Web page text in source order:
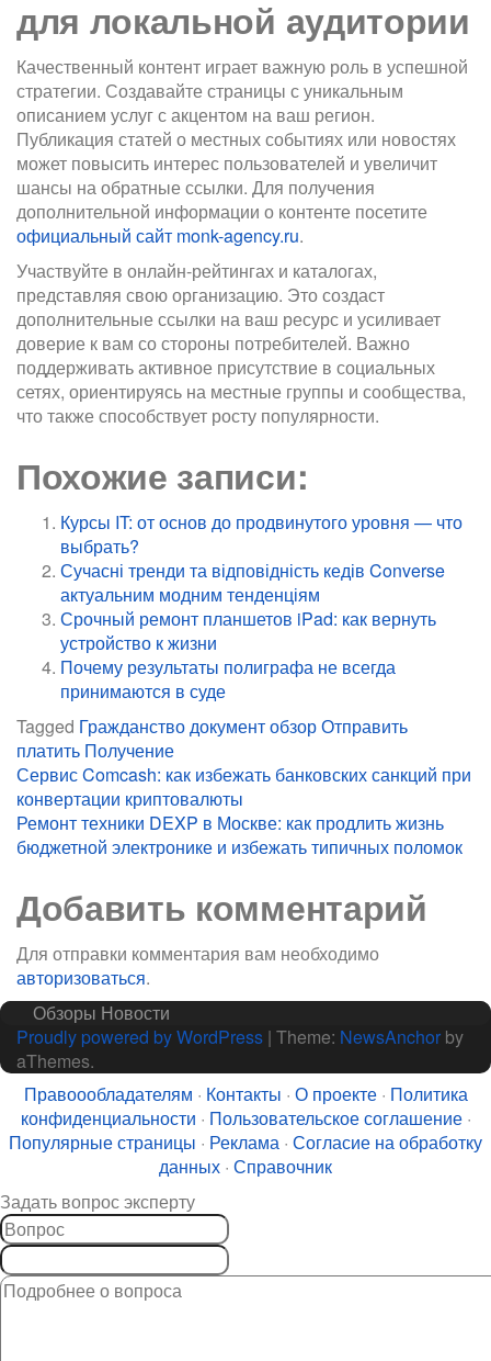
для локальной аудитории
Качественный контент играет важную роль в успешной
стратегии. Создавайте страницы с уникальным
описанием услуг с акцентом на ваш регион.
Публикация статей о местных событиях или новостях
может повысить интерес пользователей и увеличит
шансы на обратные ссылки. Для получения
дополнительной информации о контенте посетите
официальный сайт monk-agency.ru.
Участвуйте в онлайн-рейтингах и каталогах,
представляя свою организацию. Это создаст
дополнительные ссылки на ваш ресурс и усиливает
доверие к вам со стороны потребителей. Важно
поддерживать активное присутствие в социальных
сетях, ориентируясь на местные группы и сообщества,
что также способствует росту популярности.
Похожие записи:
Курсы IT: от основ до продвинутого уровня — что
выбрать?
Сучасні тренди та відповідність кедів Converse
актуальним модним тенденціям
Срочный ремонт планшетов iPad: как вернуть
устройство к жизни
Почему результаты полиграфа не всегда
принимаются в суде
Tagged ГражданстводокументобзорОтправить
платить Получение
Навигация
по
записям
Сервис Comcash: как избежать банковских санкций при
конвертации криптовалюты
Ремонт техники DEXP в Москве: как продлить жизнь
бюджетной электронике и избежать типичных поломок
Добавить комментарий
Для отправки комментария вам необходимо
авторизоваться.
Обзоры Новости
Proudly powered by WordPress | Theme: NewsAnchor by
aThemes.
Правоообладателям · Контакты · О проекте· Политика
конфиденциальности · Пользовательское соглашение·
Популярные страницы · Реклама · Согласие на обработку
данных · Справочник
Задать вопрос эксперту